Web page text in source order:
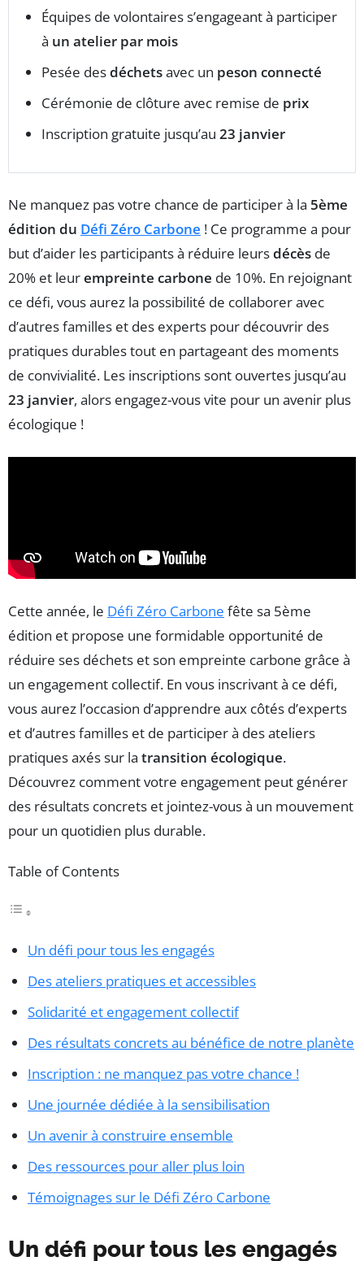
Équipes de volontaires s’engageant à participer
à un atelier par mois
Pesée desdéchetsavec un peson connecté
Cérémonie de clôture avec remise de prix
Inscription gratuite jusqu’au 23 janvier
Ne manquez pas votre chance de participer à la 5ème
édition du Défi Zéro Carbone ! Ce programme a pour
but d’aider les participants à réduire leursdécès de
20% et leurempreinte carbone de 10%. En rejoignant
ce défi, vous aurez la possibilité de collaborer avec
d’autres familles et des experts pour découvrir des
pratiques durables tout en partageant des moments
de convivialité. Les inscriptions sont ouvertes jusqu’au
23 janvier, alors engagez-vous vite pour un avenir plus
écologique !
Cette année, le Défi Zéro Carbone fête sa 5ème
édition et propose une formidable opportunité de
réduire ses déchets et son empreinte carbone grâce à
un engagement collectif. En vous inscrivant à ce défi,
vous aurez l’occasion d’apprendre aux côtés d’experts
et d’autres familles et de participer à des ateliers
pratiques axés sur la transition écologique.
Découvrez comment votre engagement peut générer
des résultats concrets et jointez-vous à un mouvement
pour un quotidien plus durable.
Table of Contents
Un défi pour tous les engagés
Des ateliers pratiques et accessibles
Solidarité et engagement collectif
Des résultats concrets au bénéfice de notre planète
Inscription : ne manquez pas votre chance !
Une journée dédiée à la sensibilisation
Un avenir à construire ensemble
Des ressources pour aller plus loin
Témoignages sur le Défi Zéro Carbone
Un défi pour tous les engagés